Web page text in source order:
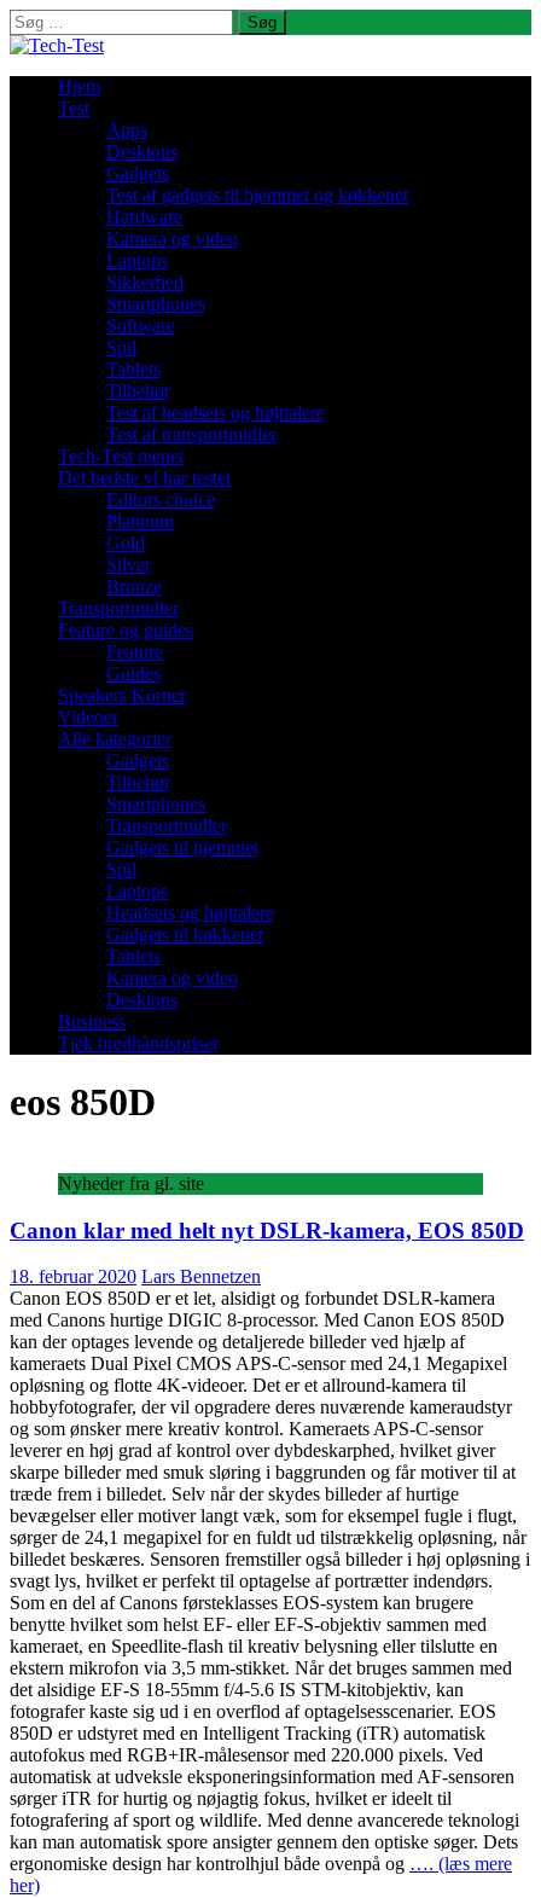
Søg
efter:
Hjem
Test
Apps
Desktops
Gadgets
Test af gadgets til hjemmet og køkkenet
Hardware
Kamera og video
Laptops
Sikkerhed
Smartphones
Software
Spil
Tablets
Tilbehør
Test af headsets og højttalere
Test af transportmidler
Tech-Test mener
Det bedste vi har testet
Editors choice
Platinum
Gold
Silver
Bronze
Transportmidler
Feature og guides
Feature
Guides
Speakers Korner
Videoer
Alle kategorier
Gadgets
Tilbehør
Smartphones
Transportmidler
Gadgets til hjemmet
Spil
Laptops
Headsets og højttalere
Gadgets til køkkenet
Tablets
Kamera og video
Desktops
Business
Tjek bredbåndspriser
eos 850D
Nyheder fra gl. site
Canon klar med helt nyt DSLR-kamera, EOS 850D
18. februar 2020 Lars Bennetzen
Canon EOS 850D er et let, alsidigt og forbundet DSLR-kamera
med Canons hurtige DIGIC 8-processor. Med Canon EOS 850D
kan der optages levende og detaljerede billeder ved hjælp af
kameraets Dual Pixel CMOS APS-C-sensor med 24,1 Megapixel
opløsning og flotte 4K-videoer. Det er et allround-kamera til
hobbyfotografer, der vil opgradere deres nuværende kameraudstyr
og som ønsker mere kreativ kontrol. Kameraets APS-C-sensor
leverer en høj grad af kontrol over dybdeskarphed, hvilket giver
skarpe billeder med smuk sløring i baggrunden og får motiver til at
træde frem i billedet. Selv når der skydes billeder af hurtige
bevægelser eller motiver langt væk, som for eksempel fugle i flugt,
sørger de 24,1 megapixel for en fuldt ud tilstrækkelig opløsning, når
billedet beskæres. Sensoren fremstiller også billeder i høj opløsning i
svagt lys, hvilket er perfekt til optagelse af portrætter indendørs.
Som en del af Canons førsteklasses EOS-system kan brugere
benytte hvilket som helst EF- eller EF-S-objektiv sammen med
kameraet, en Speedlite-flash til kreativ belysning eller tilslutte en
ekstern mikrofon via 3,5 mm-stikket. Når det bruges sammen med
det alsidige EF-S 18-55mm f/4-5.6 IS STM-kitobjektiv, kan
fotografer kaste sig ud i en overflod af optagelsesscenarier. EOS
850D er udstyret med en Intelligent Tracking (iTR) automatisk
autofokus med RGB+IR-målesensor med 220.000 pixels. Ved
automatisk at udveksle eksponeringsinformation med AF-sensoren
sørger iTR for hurtig og nøjagtig fokus, hvilket er ideelt til
fotografering af sport og wildlife. Med denne avancerede teknologi
kan man automatisk spore ansigter gennem den optiske søger. Dets
ergonomiske design har kontrolhjul både ovenpå og …. (læs mere
her)